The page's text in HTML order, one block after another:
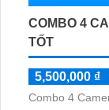
COMBO 4
TỐT
5,500,000 ₫
Combo 4